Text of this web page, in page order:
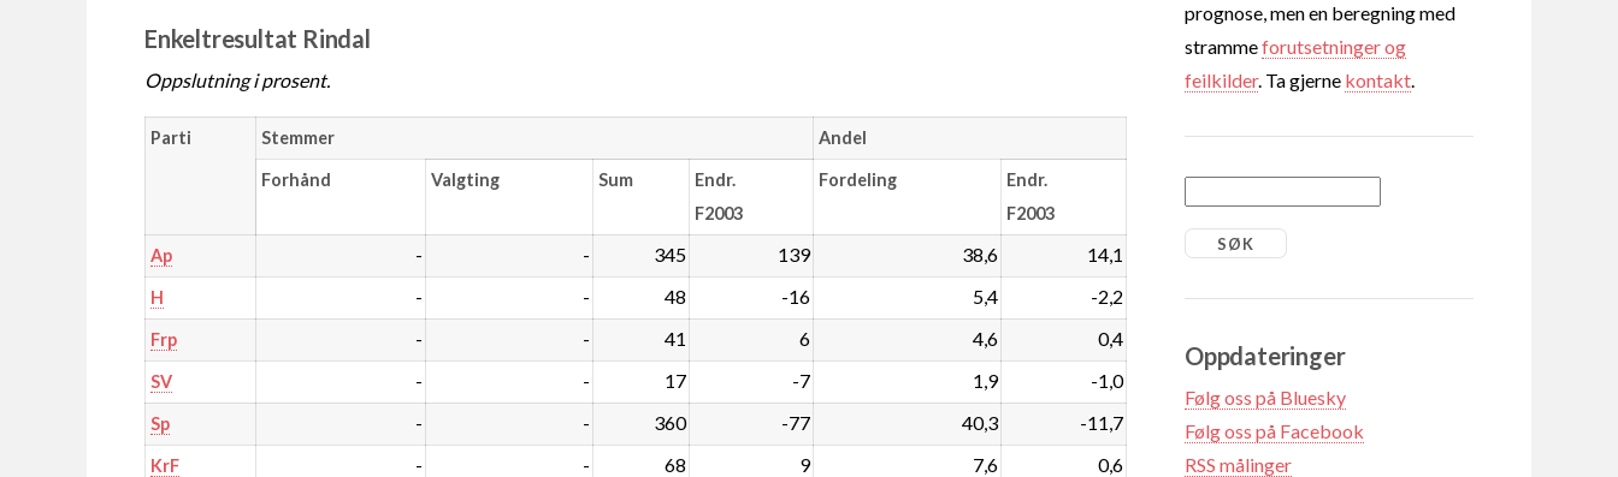
Enkeltresultat Rindal
Oppslutning i prosent.
Parti Stemmer Andel
Forhånd Valgting Sum
Endr.
F2003
Fordeling
Endr.
F2003
Ap - - 345 139 38,6 14,1
H - - 48 -16 5,4 -2,2
Frp - - 41 6 4,6 0,4
SV - - 17 -7 1,9 -1,0
Sp - - 360 -77 40,3 -11,7
KrF - - 68 9 7,6 0,6
prognose, men en beregning med
strammeforutsetninger og
feilkilder. Ta gjerne kontakt
Oppdateringer
Følg oss på Bluesky
Følg oss på Facebook
RSS målinger